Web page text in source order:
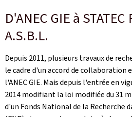
D'ANEC GIE à
A.S.B.L.
Depuis 2011, plusieurs travaux de
le cadre d'un accord de collaboration
l'ANEC GIE. Mais depuis l'entrée en
2014 modifiant la loi modifiée du 31
d'un Fonds National de la Recherche